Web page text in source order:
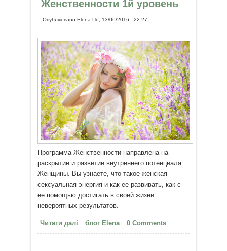
Женственности 1й уровень
ОпублікованоElena Пн, 13/06/2016 - 22:27
Программа Женственности направлена на
раскрытие и развитие внутреннего потенциала
Женщины. Вы узнаете, что такое женская
сексуальная энергия и как ее развивать, как с
ее помощью достигать в своей жизни
невероятных результатов.
Читати далі про Тренинг Программа
Женственности 1й уровень
блог Elena 0 Comments